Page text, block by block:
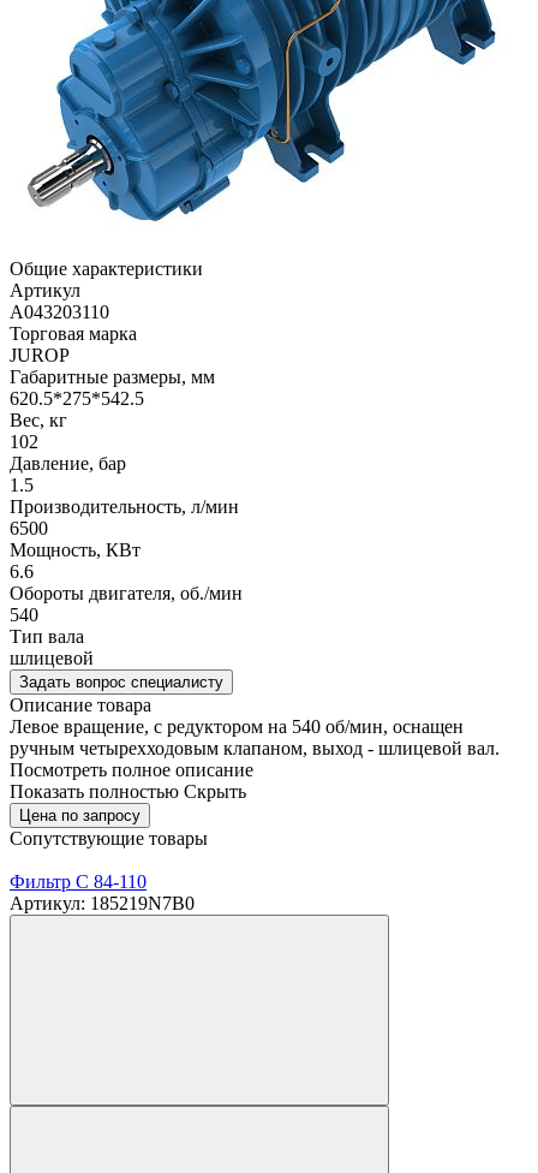
Общие характеристики
Артикул
A043203110
Торговая марка
JUROP
Габаритные размеры, мм
620.5*275*542.5
Вес, кг
102
Давление, бар
1.5
Производительность, л/мин
6500
Мощность, КВт
6.6
Обороты двигателя, об./мин
540
Тип вала
шлицевой
Задать вопрос специалисту
Описание товара
Левое вращение, с редуктором на 540 об/мин, оснащен
ручным четырехходовым клапаном, выход - шлицевой вал.
Посмотреть полное описание
Показать полностью Скрыть
Цена по запросу
Сопутствующие товары
Фильтр C 84-110
Артикул: 185219N7B0